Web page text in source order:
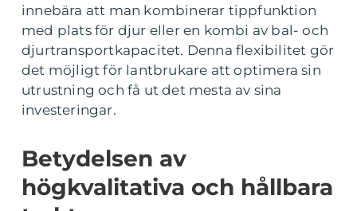
innebära att man kombinerar tippfunktion
med plats för djur eller en kombi av bal- och
djurtransportkapacitet. Denna flexibilitet gör
det möjligt för lantbrukare att optimera sin
utrustning och få ut det mesta av sina
investeringar.
Betydelsen av
högkvalitativa och hållbara